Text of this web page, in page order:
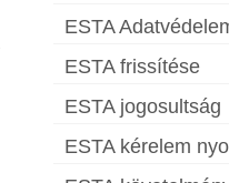
ESTA
ESTA frissítése
ESTA jogosultság
ESTA kérelem